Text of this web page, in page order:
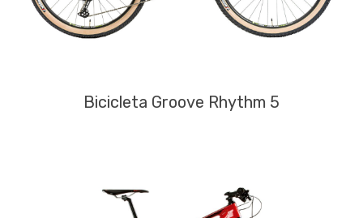
Bicicleta Groove Rhythm 5